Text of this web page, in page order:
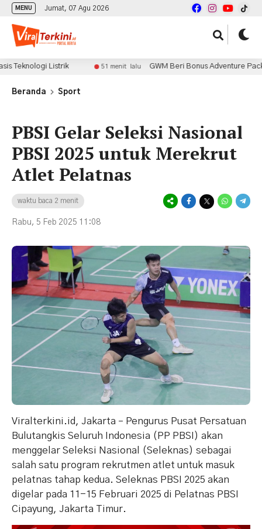
MENU Jumat, 07 Agu 2026
Listrik 51 menit lalu GWM Beri Bonus Adventure Package
Beranda Sport
PBSI Gelar Seleksi Nasional
PBSI 2025 untuk Merekrut
Atlet Pelatnas
waktu baca 2 menit
Rabu, 5 Feb 2025 11:08
Viralterkini.id, Jakarta – Pengurus Pusat Persatuan
Bulutangkis Seluruh Indonesia (PP PBSI) akan
menggelar Seleksi Nasional (Seleknas) sebagai
salah satu program rekrutmen atlet untuk masuk
pelatnas tahap kedua. Seleknas PBSI 2025 akan
digelar pada 11-15 Februari 2025 di Pelatnas PBSI
Cipayung, Jakarta Timur.